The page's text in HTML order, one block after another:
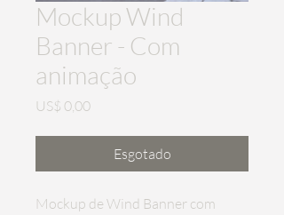
Mockup Wind
Banner - Com
animação
US$ 0,00Preço
Esgotado
Mockup de Wind Banner com